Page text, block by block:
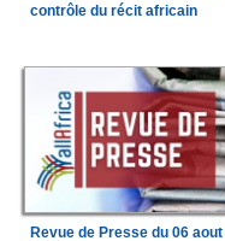
contrôle du récit africain
Revue de Presse du 06 aout